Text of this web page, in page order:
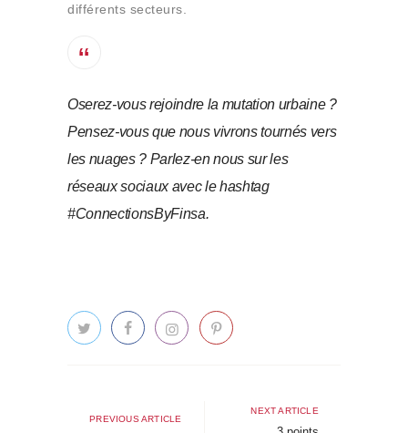
différents secteurs.
Oserez-vous rejoindre la mutation urbaine ?
Pensez-vous que nous vivrons tournés vers
les nuages ? Parlez-en nous sur les
réseaux sociaux avec le hashtag
#ConnectionsByFinsa.
Previous
PREVIOUS ARTICLE
Next
article
NEXT ARTICLE